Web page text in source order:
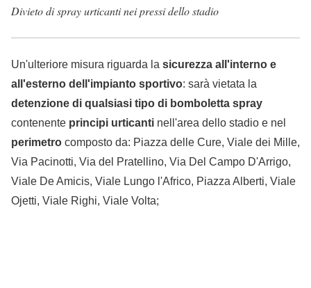
Divieto di spray urticanti nei pressi dello stadio
Un'ulteriore misura riguarda la sicurezza all'interno e
all'esterno dell'impianto sportivo: sarà vietata la
detenzione di qualsiasi tipo di bomboletta spray
contenente principi urticanti nell'area dello stadio e nel
perimetro composto da: Piazza delle Cure, Viale dei Mille,
Via Pacinotti, Via del Pratellino, Via Del Campo D'Arrigo,
Viale De Amicis, Viale Lungo l'Africo, Piazza Alberti, Viale
Ojetti, Viale Righi, Viale Volta;